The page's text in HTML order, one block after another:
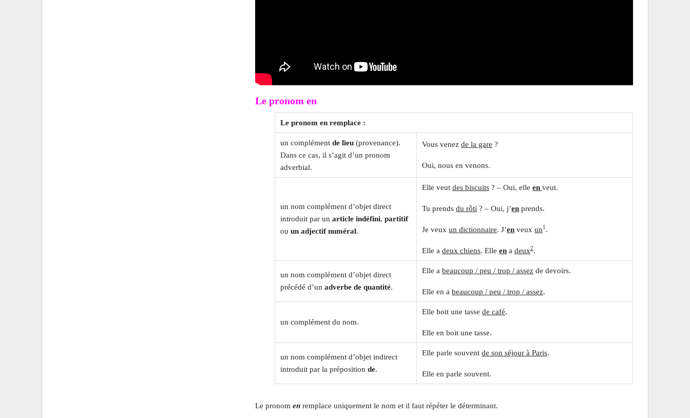
Le pronom en
Le pronom en remplace :
un complément de lieu (provenance).
Dans ce cas, il s’agit d’un pronom
adverbial.
Vous venez de la gare ?
Oui, nous en venons.
un nom complément d’objet direct
introduit par un article indéfini, partitif
ou un adjectif numéral.
Elle veut des biscuits ? – Oui, elle en veut.
Tu prends du rôti ? – Oui, j’en prends.
Je veux un dictionnaire. J’en veux un1 .
Elle a deux chiens. Elle en a deux2.
un nom complément d’objet direct
précédé d’un adverbe de quantité.
Elle a beaucoup / peu / trop / assez de devoirs.
Elle en a beaucoup / peu / trop / assez.
un complément du nom.
Elle boit une tasse de café.
Elle en boit une tasse.
un nom complément d’objet indirect
introduit par la préposition de.
Elle parle souvent de son séjour à Paris.
Elle en parle souvent.
Le pronomen remplace uniquement le nom et il faut répéter le déterminant.